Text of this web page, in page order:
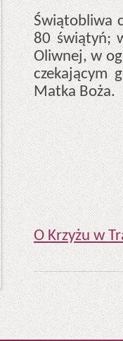
Świątobliwa
80 świątyń;
Oliwnej, w
czekającym
Matka Boża.
O Krzyżu w